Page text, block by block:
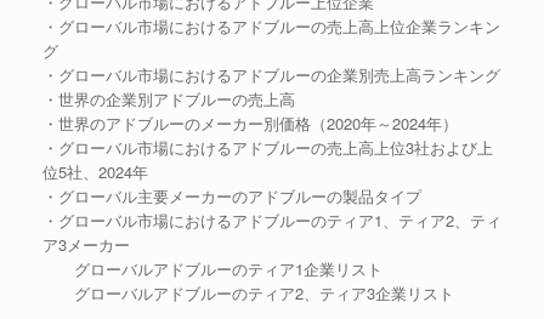
・グローバル市場におけるアドブルーの売上高上位企業ランキン
グ
・グローバル市場におけるアドブルーの企業別売上高ランキング
・世界の企業別アドブルーの売上高
・世界のアドブルーのメーカー別価格（2020年～2024年）
・グローバル市場におけるアドブルーの売上高上位3社および上
位5社、2024年
・グローバル主要メーカーのアドブルーの製品タイプ
・グローバル市場におけるアドブルーのティア1、ティア2、ティ
ア3メーカー
グローバルアドブルーのティア1企業リスト
グローバルアドブルーのティア2、ティア3企業リスト